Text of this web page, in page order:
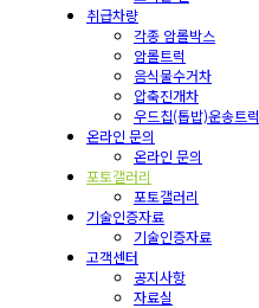
취급차량
각종 암롤박스
암롤트럭
음식물수거차
압축진개차
우드칩(톱밥)운송트럭
온라인 문의
온라인 문의
포토갤러리
포토갤러리
기술인증자료
기술인증자료
고객센터
공지사항
자료실